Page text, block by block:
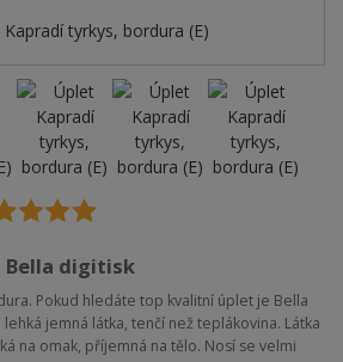
digitisk
Pokud hledáte top kvalitní úplet je Bella
jemná látka, tenčí než teplákovina. Látka
na omak, příjemná na tělo. Nosí se velmi